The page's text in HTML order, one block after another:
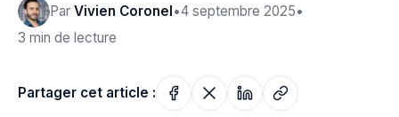
Par Vivien Coronel•4 septembre 2025•
3 min de lecture
Partager cet article :